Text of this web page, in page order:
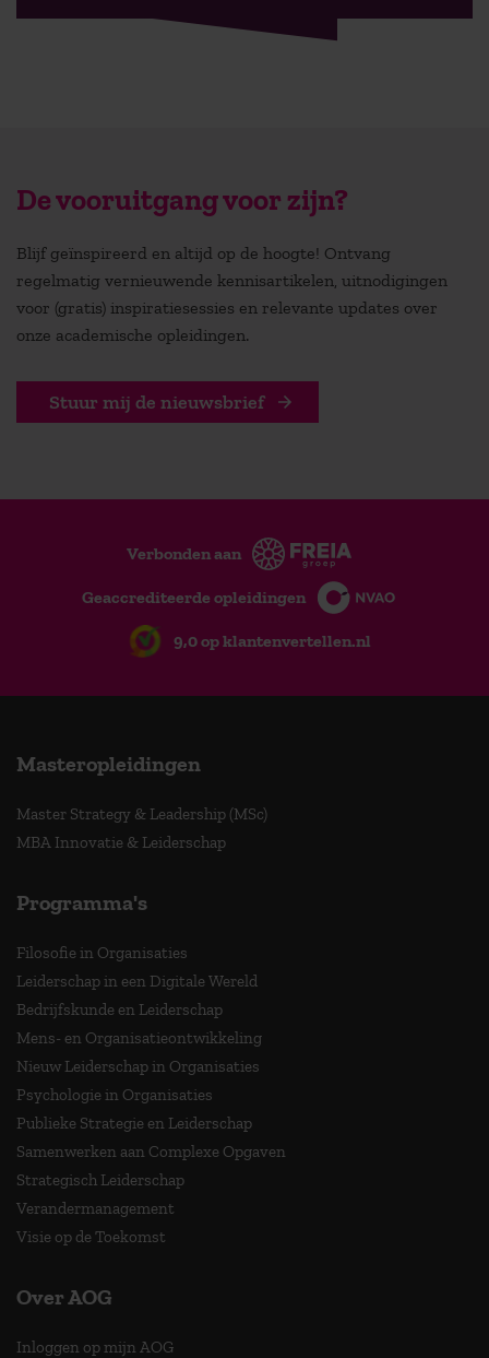
De vooruitgang voor zijn?
Blijf geïnspireerd en altijd op de hoogte! Ontvang
regelmatig vernieuwende kennisartikelen, uitnodigingen
voor (gratis) inspiratiesessies en relevante updates over
onze academische opleidingen.
Stuur mij de nieuwsbrief
Verbonden aan
Geaccrediteerde opleidingen
9,0 op klantenvertellen.nl
Masteropleidingen
Master Strategy & Leadership (MSc)
MBA Innovatie & Leiderschap
Programma's
Filosofie in Organisaties
Leiderschap in een Digitale Wereld
Bedrijfskunde en Leiderschap
Mens- en Organisatieontwikkeling
Nieuw Leiderschap in Organisaties
Psychologie in Organisaties
Publieke Strategie en Leiderschap
Samenwerken aan Complexe Opgaven
Strategisch Leiderschap
Verandermanagement
Visie op de Toekomst
Over AOG
Inloggen op mijn AOG